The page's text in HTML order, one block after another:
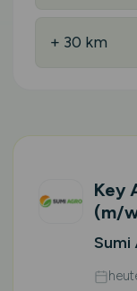
Key
(m/
Sumi